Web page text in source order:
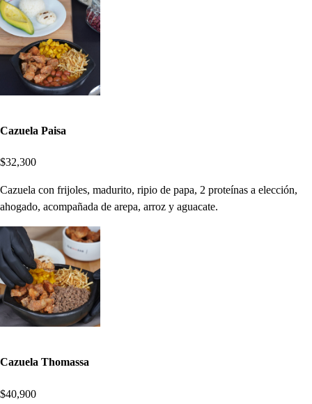
Cazuela Paisa
$32,300
Cazuela con frijoles, madurito, ripio de papa, 2 proteínas a elección,
ahogado, acompañada de arepa, arroz y aguacate.
Cazuela Thomassa
$40,900